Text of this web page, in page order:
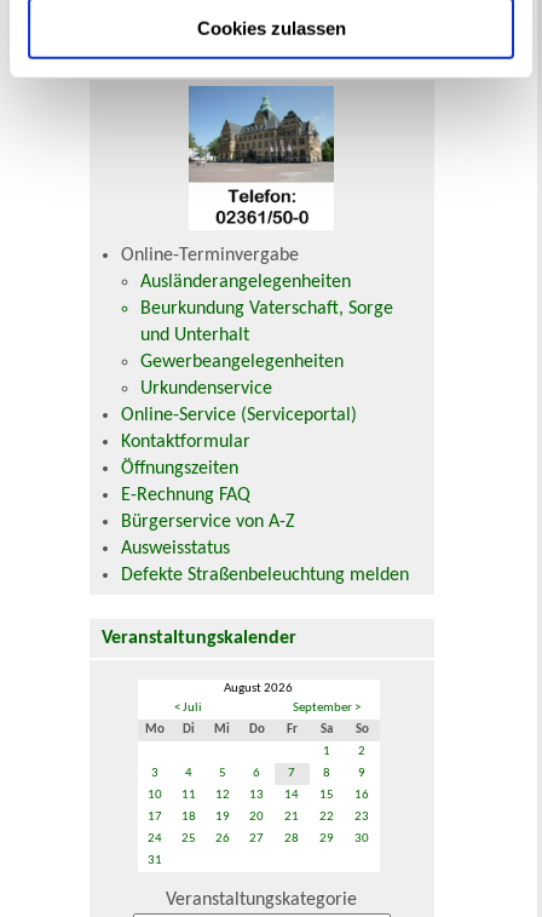
Cookies zulassen
Ihr Kontakt zur Stadtverwaltung
Online-Terminvergabe
Ausländerangelegenheiten
Beurkundung Vaterschaft, Sorge
und Unterhalt
Gewerbeangelegenheiten
Urkundenservice
Online-Service (Serviceportal)
Kontaktformular
Öffnungszeiten
E-Rechnung FAQ
Bürgerservice von A-Z
Ausweisstatus
Defekte Straßenbeleuchtung melden
Veranstaltungskalender
August 2026
< Juli
September >
Mo
Di Mi Do Fr Sa
So
1
2
3
4 5 6 7 8
9
10
11 12 13 14 15
16
17
18 19 20 21 22
23
24
25 26 27 28 29
30
31
Veranstaltungskategorie